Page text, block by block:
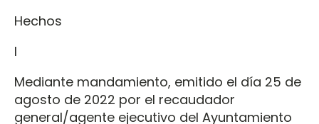
Hechos
I
Mediante mandamiento, emitido el día 25 de
agosto de 2022 por el recaudador
general/agente ejecutivo del Ayuntamiento